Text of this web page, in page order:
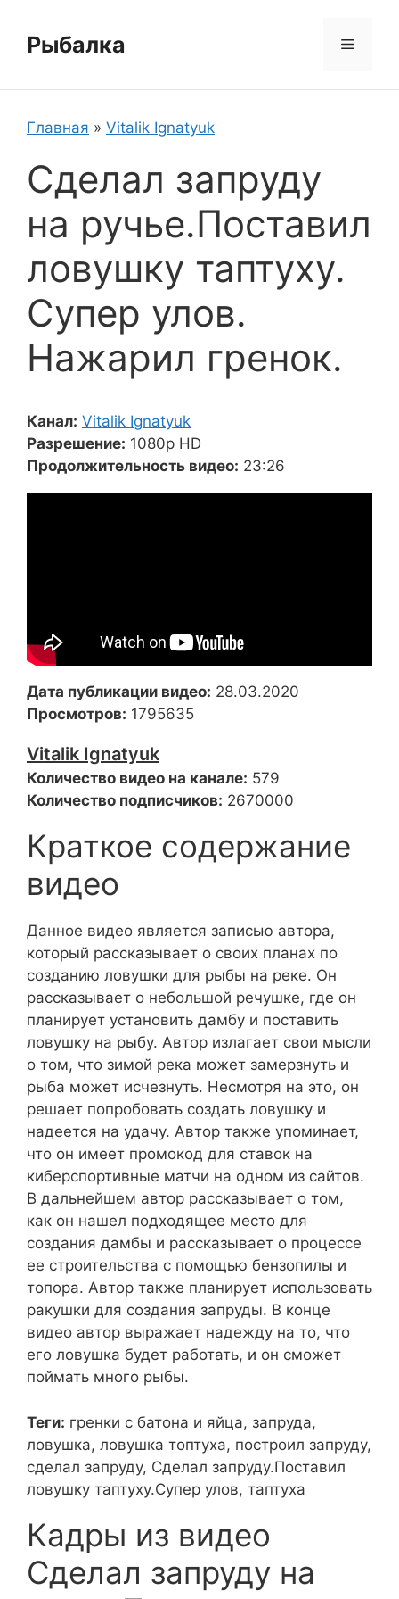
содержимому
Рыбалка Меню
Главная » Vitalik Ignatyuk
Сделал запруду
на ручье.Поставил
ловушку таптуху.
Супер улов.
Нажарил гренок.
Канал: Vitalik Ignatyuk
Разрешение: 1080p HD
Продолжительность видео: 23:26
Дата публикации видео: 28.03.2020
Просмотров: 1795635
Vitalik Ignatyuk
Количество видео на канале: 579
Количество подписчиков: 2670000
Краткое содержание
видео
Данное видео является записью автора,
который рассказывает о своих планах по
созданию ловушки для рыбы на реке. Он
рассказывает о небольшой речушке, где он
планирует установить дамбу и поставить
ловушку на рыбу. Автор излагает свои мысли
о том, что зимой река может замерзнуть и
рыба может исчезнуть. Несмотря на это, он
решает попробовать создать ловушку и
надеется на удачу. Автор также упоминает,
что он имеет промокод для ставок на
киберспортивные матчи на одном из сайтов.
В дальнейшем автор рассказывает о том,
как он нашел подходящее место для
создания дамбы и рассказывает о процессе
ее строительства с помощью бензопилы и
топора. Автор также планирует использовать
ракушки для создания запруды. В конце
видео автор выражает надежду на то, что
его ловушка будет работать, и он сможет
поймать много рыбы.
Теги: гренки с батона и яйца, запруда,
ловушка, ловушка топтуха, построил запруду,
сделал запруду, Сделал запруду.Поставил
ловушку таптуху.Супер улов, таптуха
Кадры из видео
Сделал запруду на